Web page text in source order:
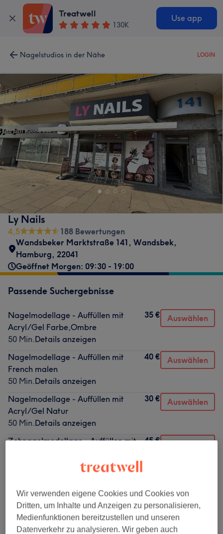
Treatwell
130K
Use app
Nagelstudios in der Nähe LOGIN
Ly Nails
4,5
188 Bewertungen
Wandsbeker Marktstraße 141, Wandsbek,
Hamburg, 22041
Geöffnet Morgen: 09:30 - 19:00
Passende Suchergebnisse
Nagelmodellage - Auffüllen mit
Acryl/Gel Farbe,Ombre
50 Min.Details anzeigen
35 € Auswählen
Nagelmodellage - Auffüllen mit
French malen
50 Min.Details anzeigen
40 € Auswählen
Nagelmodellage - Auffüllen mit
Acryl/Gel Natur
50 Min.Details anzeigen
30 € Auswählen
Zehnagelmodellage - Auffüllen mit
Details anzeigen
45 € Auswählen
Nicht gefunden wonach du gesucht hast?
Alle Services
Wir verwenden eigene Cookies und Cookies von
Dritten, um Inhalte und Anzeigen zu personalisieren,
Medienfunktionen bereitzustellen und unseren
Datenverkehr zu analysieren. Wir geben auch